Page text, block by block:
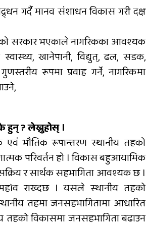
गर्दै मानव संशाधन विकास गरी दक्ष
सरकार भएकाले नागरिकका आवश्यक
खानेपानी, विद्युत्, ढल, सडक,
रूपमा प्रवाह गर्ने, नागरिकमा
हुन् ? लेख्नुहोस् ।
एवं भौतिक रूपान्तरण स्थानीय तहको
परिवर्तन हो । विकास बहुआयामिक
र सार्थक सहभागिता आवश्यक छ ।
महìव राख्दछ । यसले स्थानीय तहको
तहमा जनसहभागितामा आधारित
तहको विकासमा जनसहभागिता बढाउन